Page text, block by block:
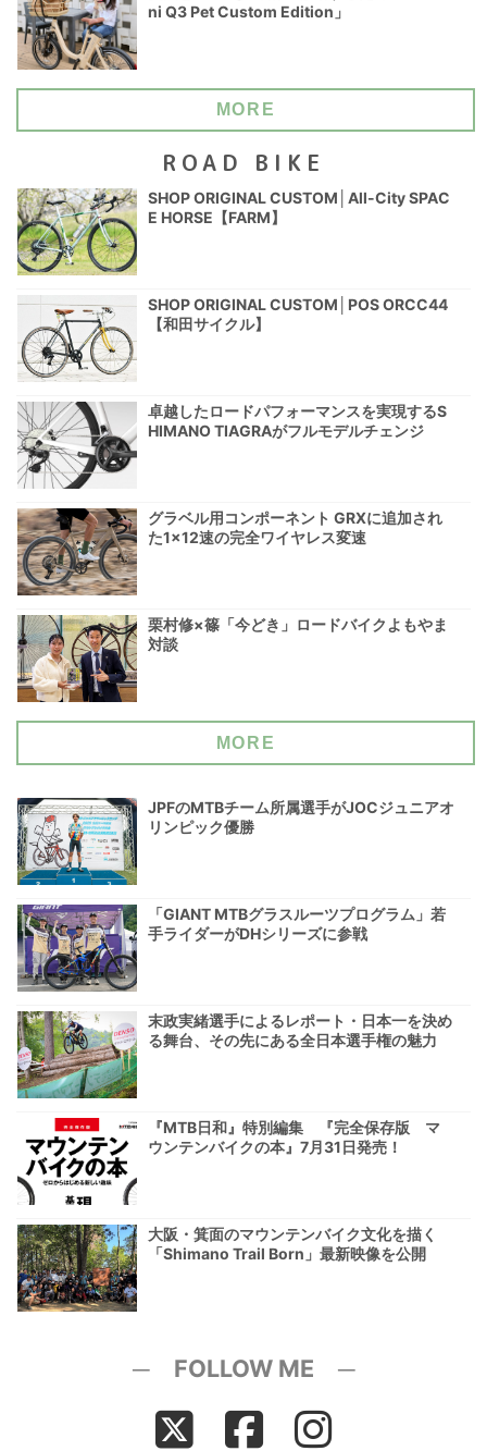
ni Q3 Pet Custom Edition」
MORE
ROAD BIKE
SHOP ORIGINAL CUSTOM│All-City SPAC
E HORSE【FARM】
SHOP ORIGINAL CUSTOM│POS ORCC44
【和田サイクル】
卓越したロードパフォーマンスを実現するS
HIMANO TIAGRAがフルモデルチェンジ
グラベル用コンポーネント GRXに追加され
た1×12速の完全ワイヤレス変速
栗村修×篠「今どき」ロードバイクよもやま
対談
MORE
JPFのMTBチーム所属選手がJOCジュニアオ
リンピック優勝
「GIANT MTBグラスルーツプログラム」若
手ライダーがDHシリーズに参戦
末政実緒選手によるレポート・日本一を決め
る舞台、その先にある全日本選手権の魅力
『MTB日和』特別編集 『完全保存版 マ
ウンテンバイクの本』7月31日発売！
大阪・箕面のマウンテンバイク文化を描く
「Shimano Trail Born」最新映像を公開
─ FOLLOW ME ─